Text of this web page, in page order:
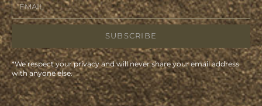
SUBSCRIBE
*We respect your privacy and will never share your email address
with anyone else.